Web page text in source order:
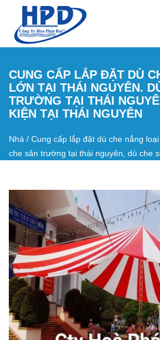
Nhảy đến nội dung
CUNG CẤP LẮP ĐẶT DÙ
LỚN TẠI THÁI NGUYÊN.
TRƯỜNG TẠI THÁI
KIỆN TẠI THÁI NGUYÊN
Bạn đang ở đây
Nhà / Cung cấp lắp đặt dù che nắng
che sân trường tại thái nguyên, dù che